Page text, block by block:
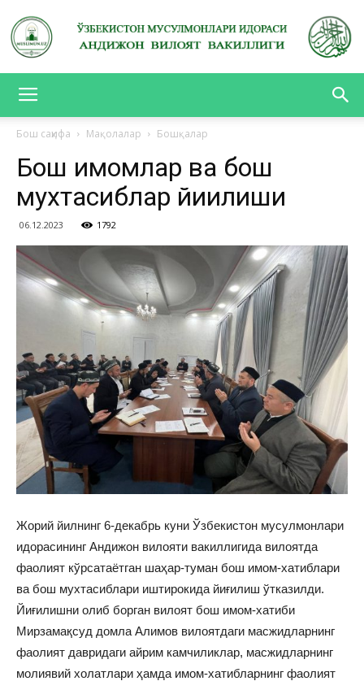
ВИЛОЯТ
ВАКИЛЛИГИ
Бош саҳифа Мақолалар Бошқалар
Бош имомлар ва бош
мухтасиблар йиғилиши
06.12.2023 1792
Жорий йилнинг 6-декабрь куни Ўзбекистон мусулмонлари
идорасининг Андижон вилояти вакиллигида вилоятда
фаолият кўрсатаётган шаҳар-туман бош имом-хатиблари
ва бош мухтасиблари иштирокида йиғилиш ўтказилди.
Йиғилишни олиб борган вилоят бош имом-хатиби
Мирзамақсуд домла Алимов вилоятдаги масжидларнинг
фаолият давридаги айрим камчиликлар, масжидларнинг
молиявий холатлари ҳамда имом-хатибларнинг фаолият